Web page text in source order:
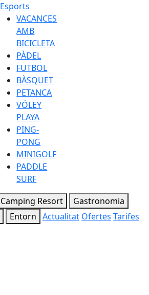
Esports
VACANCES
AMB
BICICLETA
PÀDEL
FUTBOL
BÀSQUET
PETANCA
VÓLEY
PLAYA
PING-
PONG
MINIGOLF
PADDLE
SURF
Camping Resort
Gastronomia
Entorn Actualitat Ofertes Tarifes